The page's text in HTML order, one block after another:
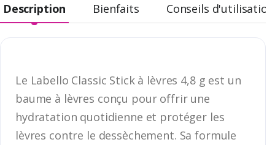
Description Bienfaits Conseils d'utilisation
Le Labello Classic Stick à lèvres 4,8 g est un
baume à lèvres conçu pour offrir une
hydratation quotidienne et protéger les
lèvres contre le dessèchement. Sa formule